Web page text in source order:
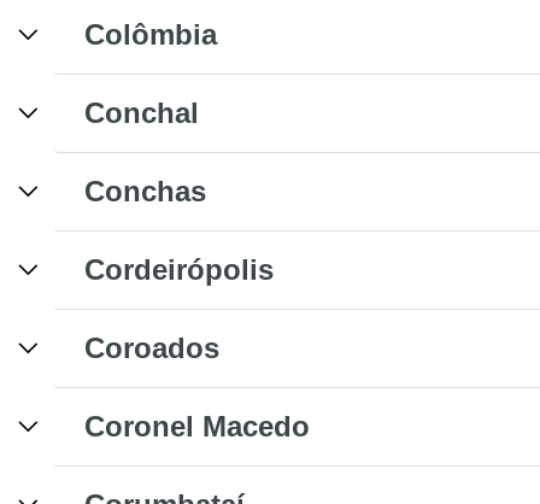
Colômbia
Conchal
Conchas
Cordeirópolis
Coroados
Coronel Macedo